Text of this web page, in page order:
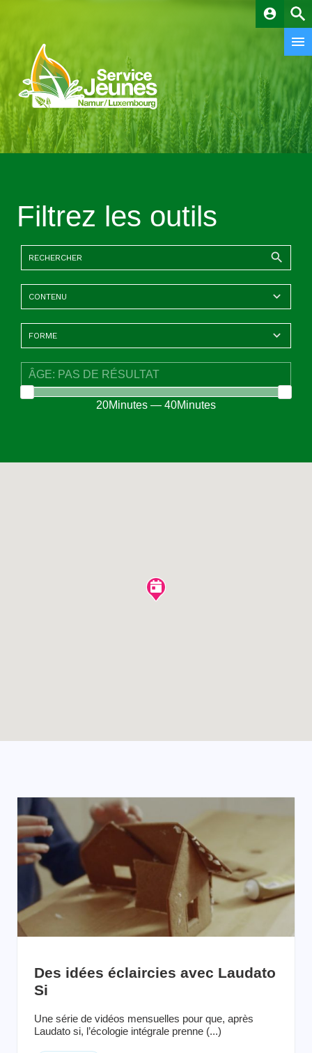
account_circle
Filtrez les outils
20Minutes — 40Minutes
Des idées éclaircies avec Laudato
Si
Une série de vidéos mensuelles pour que, après
Laudato si, l’écologie intégrale prenne (...)